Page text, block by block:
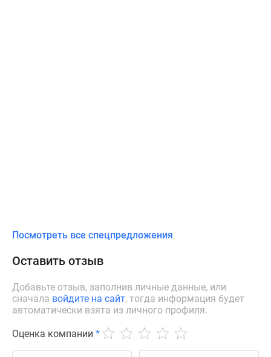
Посмотреть все спецпредложения
Оставить отзыв
Добавьте отзыв, заполнив личные данные, или
сначала войдите на сайт, тогда информация будет
автоматически взята из личного профиля.
Оценка компании *